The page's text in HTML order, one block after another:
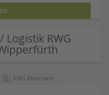
Logistik RWG
RWG Rheinland